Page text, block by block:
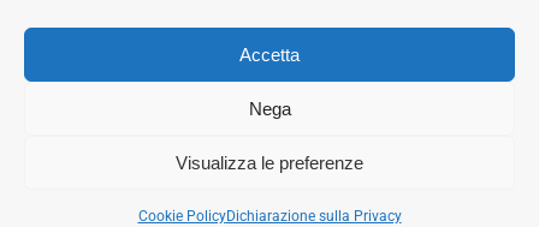
Accetta
Nega
Visualizza le preferenze
Cookie PolicyDichiarazione sulla Privacy
Seguici sui social